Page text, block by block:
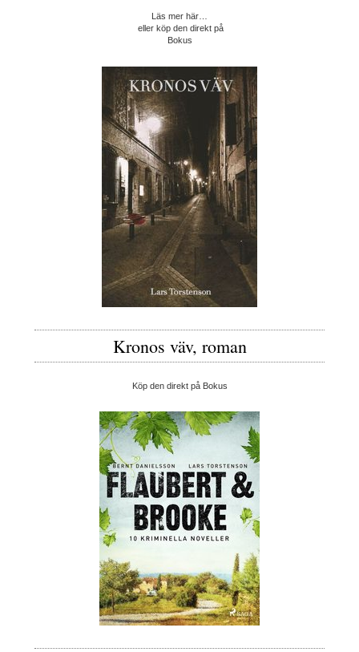
Läs mer här…
eller köp den direkt på
Bokus
Kronos väv, roman
Köp den direkt på Bokus